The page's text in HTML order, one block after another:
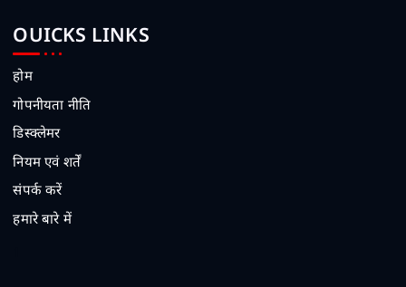
OUICKS LINKS
होम
गोपनीयता नीति
डिस्क्लेमर
नियम एवं शर्तें
संपर्क करें
हमारे बारे में